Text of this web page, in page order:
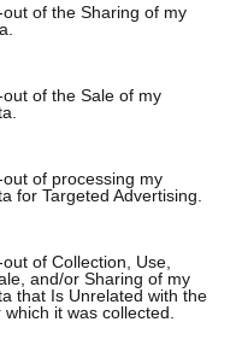
visit or usage behaviour. You
to Google and its third-
specified purposes in
of the Sharing of my
of the Sale of my
of processing my
for Targeted Advertising.
of Collection, Use,
and/or Sharing of my
that Is Unrelated with the
it was collected.
κτίριο
Terafab και θα